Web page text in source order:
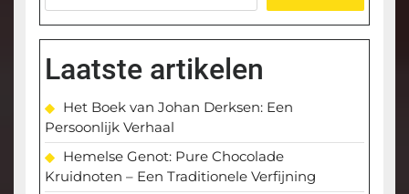
Laatste artikelen
Het Boek van Johan Derksen: Een
Persoonlijk Verhaal
Hemelse Genot: Pure Chocolade
Kruidnoten – Een Traditionele Verfijning